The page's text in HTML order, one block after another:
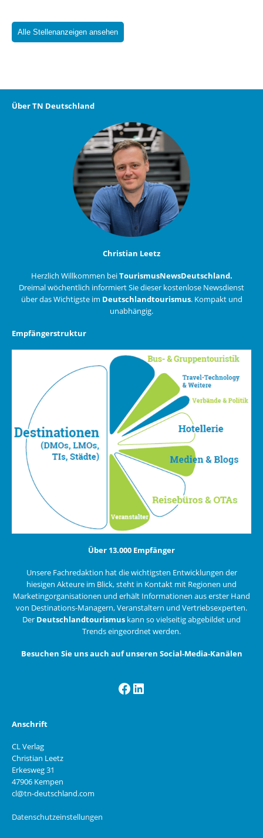
Alle Stellenanzeigen ansehen
Über TN Deutschland
Christian Leetz
Herzlich Willkommen beiTourismusNewsDeutschland.
Dreimal wöchentlich informiert Sie dieser kostenlose Newsdienst
über das Wichtigste im Deutschlandtourismus. Kompakt und
unabhängig.
Empfängerstruktur
Über 13.000 Empfänger
Unsere Fachredaktion hat die wichtigsten Entwicklungen der
hiesigen Akteure im Blick, steht in Kontakt mit Regionen und
Marketingorganisationen und erhält Informationen aus erster Hand
von Destinations-Managern, Veranstaltern und Vertriebsexperten.
Der Deutschlandtourismus kann so vielseitig abgebildet und
Trends eingeordnet werden.
Besuchen Sie uns auch auf unseren Social-Media-Kanälen
Facebook
LinkedIn
Anschrift
CL Verlag
Christian Leetz
Erkesweg 31
47906 Kempen
cl@tn-deutschland.com
Datenschutzeinstellungen